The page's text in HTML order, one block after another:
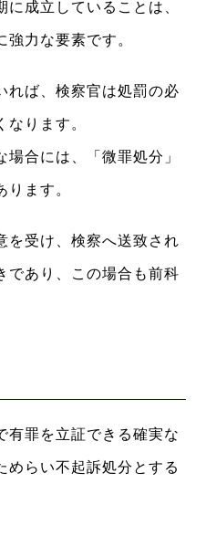
成立していることは、
力な要素です。
れば、検察官は処罰の必
ります。
合には、「微罪処分」
ます。
を受け、検察へ送致され
であり、この場合も前科
有罪を立証できる確実な
めらい不起訴処分とする